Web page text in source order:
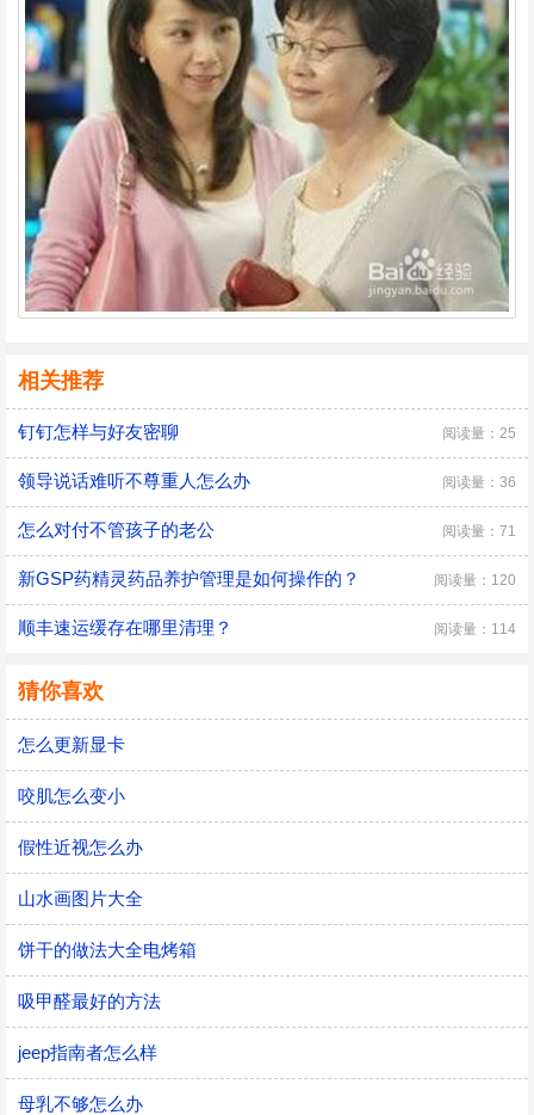
相关推荐
钉钉怎样与好友密聊 阅读量：25
领导说话难听不尊重人怎么办 阅读量：36
怎么对付不管孩子的老公 阅读量：71
新GSP药精灵药品养护管理是如何操作的？ 阅读量：120
顺丰速运缓存在哪里清理？ 阅读量：114
猜你喜欢
怎么更新显卡
咬肌怎么变小
假性近视怎么办
山水画图片大全
饼干的做法大全电烤箱
吸甲醛最好的方法
jeep指南者怎么样
母乳不够怎么办